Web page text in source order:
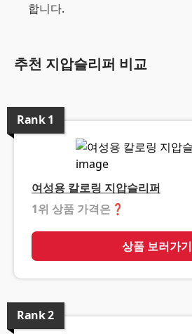
합니다.
추천 지압슬리퍼 비교
Rank1
여성용 칼로링 지압슬리퍼
1위 상품 가격은 ❓
상품 보러가기
Rank2